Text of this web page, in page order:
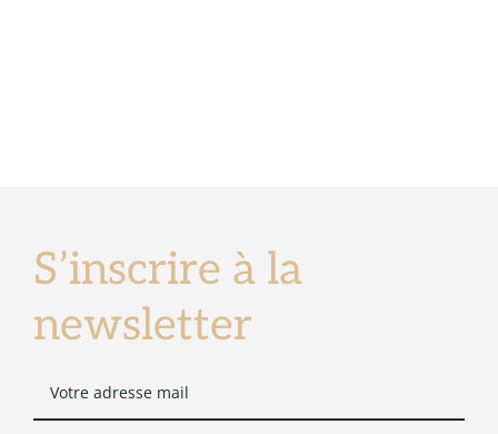
S’inscrire à la
newsletter